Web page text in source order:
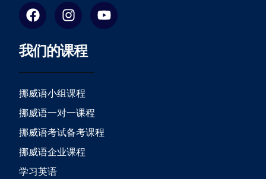
F
a
c
e
b
o
o
k
I
n
s
t
a
g
r
a
m
Y
o
u
我们的课程
挪威语小组课程
挪威语一对一课程
挪威语考试备考课程
挪威语企业课程
学习英语